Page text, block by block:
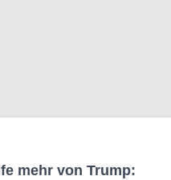
mehr von Trump: